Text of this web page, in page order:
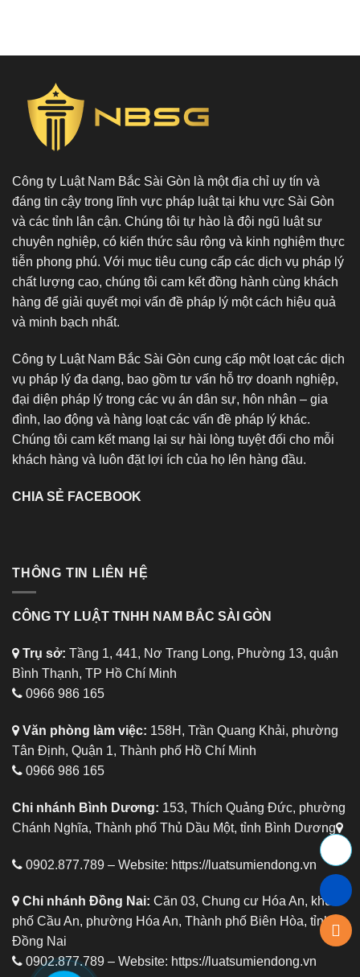
Công ty Luật Nam Bắc Sài Gòn là một địa chỉ uy tín và
đáng tin cậy trong lĩnh vực pháp luật tại khu vực Sài Gòn
và các tỉnh lân cận. Chúng tôi tự hào là đội ngũ luật sư
chuyên nghiệp, có kiến thức sâu rộng và kinh nghiệm thực
tiễn phong phú. Với mục tiêu cung cấp các dịch vụ pháp lý
chất lượng cao, chúng tôi cam kết đồng hành cùng khách
hàng để giải quyết mọi vấn đề pháp lý một cách hiệu quả
và minh bạch nhất.
Công ty Luật Nam Bắc Sài Gòn cung cấp một loạt các dịch
vụ pháp lý đa dạng, bao gồm tư vấn hỗ trợ doanh nghiệp,
đại diện pháp lý trong các vụ án dân sự, hôn nhân – gia
đình, lao động và hàng loạt các vấn đề pháp lý khác.
Chúng tôi cam kết mang lại sự hài lòng tuyệt đối cho mỗi
khách hàng và luôn đặt lợi ích của họ lên hàng đầu.
CHIA SẺ FACEBOOK
THÔNG TIN LIÊN HỆ
CÔNG TY LUẬT TNHH NAM BẮC SÀI GÒN
Trụ sở: Tầng 1, 441, Nơ Trang Long, Phường 13, quận
Bình Thạnh, TP Hồ Chí Minh
0966 986 165
Văn phòng làm việc: 158H, Trần Quang Khải, phường
Tân Định, Quận 1, Thành phố Hồ Chí Minh
0966 986 165
Chi nhánh Bình Dương: 153, Thích Quảng Đức, phường
Chánh Nghĩa, Thành phố Thủ Dầu Một, tỉnh Bình Dương
0902.877.789 – Website: https://luatsumiendong.vn
Chi nhánh Đồng Nai: Căn 03, Chung cư Hóa An, khu
phố Cầu An, phường Hóa An, Thành phố Biên Hòa, tỉnh
Đồng Nai
0902.877.789 – Website: https://luatsumiendong.vn